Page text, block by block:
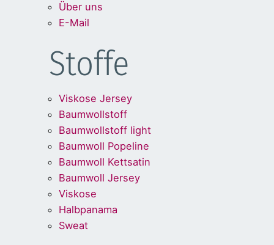
Über uns
E-Mail
Stoffe
Viskose Jersey
Baumwollstoff
Baumwollstoff light
Baumwoll Popeline
Baumwoll Kettsatin
Baumwoll Jersey
Viskose
Halbpanama
Sweat